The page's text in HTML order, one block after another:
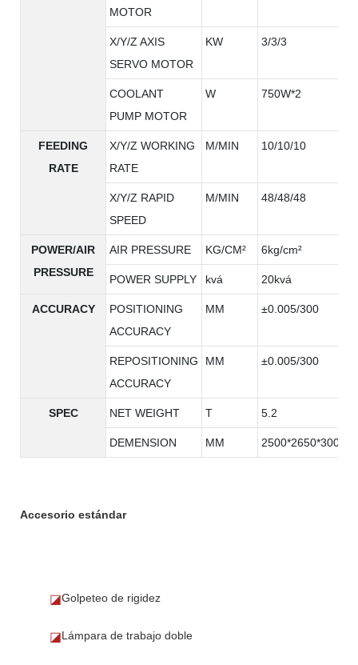
MOTOR
X/Y/Z AXIS
SERVO MOTOR
KW 3/3/3
COOLANT
PUMP MOTOR
W 750W*2
FEEDING
RATE
X/Y/Z WORKING
RATE
M/MIN 10/10/10
X/Y/Z RAPID
SPEED
M/MIN 48/48/48
POWER/AIR
PRESSURE
AIR PRESSURE KG/CM² 6kg/cm²
POWER SUPPLY kvá 20kvá
ACCURACY
POSITIONING
ACCURACY
MM ±0.005/300
REPOSITIONING
ACCURACY
MM ±0.005/300
SPEC NET WEIGHT T 5.2
DEMENSION MM 2500*2650*3000
Accesorio estándar
◪Golpeteo de rigidez
◪Lámpara de trabajo doble